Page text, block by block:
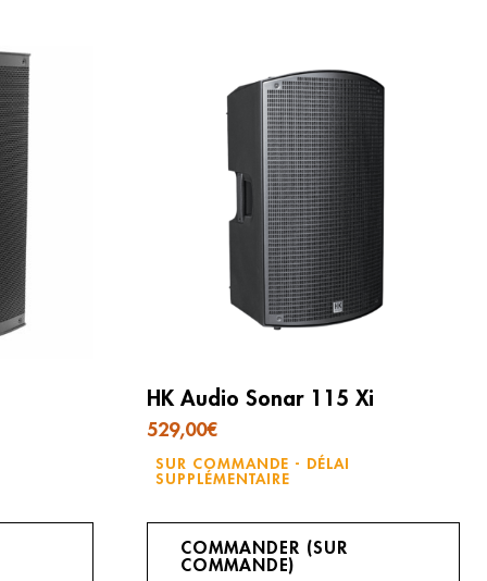
HK Audio Sonar 115 Xi
529,00€
SUR COMMANDE - DÉLAI
SUPPLÉMENTAIRE
COMMANDER (SUR
COMMANDE)